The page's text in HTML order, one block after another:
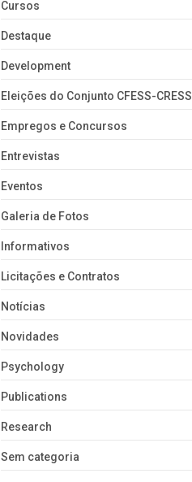
Cursos
Destaque
Development
Eleições do Conjunto CFESS-CRESS
Empregos e Concursos
Entrevistas
Eventos
Galeria de Fotos
Informativos
Licitações e Contratos
Notícias
Novidades
Psychology
Publications
Research
Sem categoria